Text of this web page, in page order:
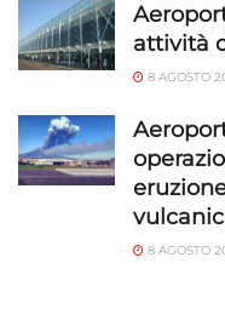
attività
8 AGOSTO
8 AGOSTO